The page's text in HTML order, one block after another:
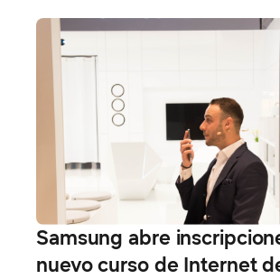
Samsung abre
nuevo curso de Internet